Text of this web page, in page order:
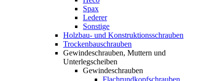
Spax
Lederer
Sonstige
Holzbau- und Konstruktionsschrauben
Trockenbauschrauben
Gewindeschrauben, Muttern und
Unterlegscheiben
Gewindeschrauben